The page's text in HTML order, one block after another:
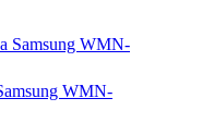
WMN-